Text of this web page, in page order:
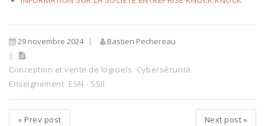
29 novembre 2024 Bastien Pechereau
Conception et vente de logiciels Cybersécurité
Enseignement ESN - SSII
« Prev post Next post »